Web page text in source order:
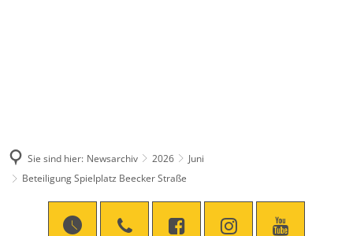
Sie sind hier: Newsarchiv 2026
Juni
Beteiligung Spielplatz Beecker Straße